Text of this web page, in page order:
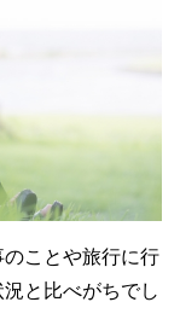
ことや旅行に行
と比べがちでし